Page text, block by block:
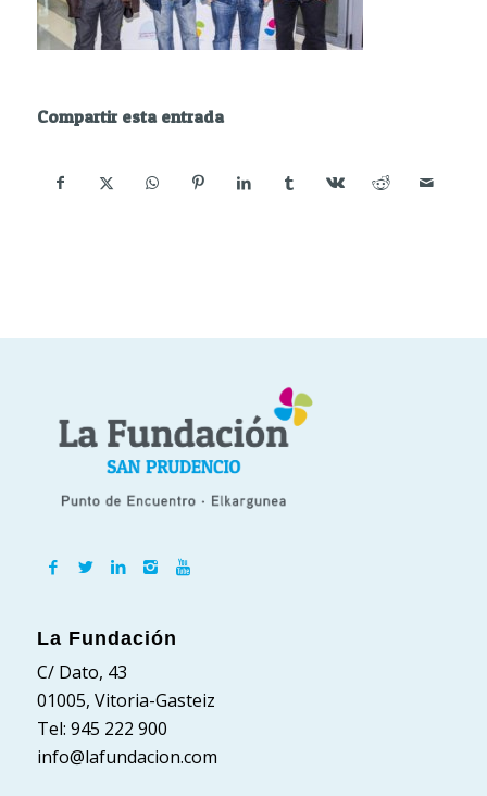
Compartir esta entrada
La Fundación
C/ Dato, 43
01005, Vitoria-Gasteiz
Tel: 945 222 900
info@lafundacion.com